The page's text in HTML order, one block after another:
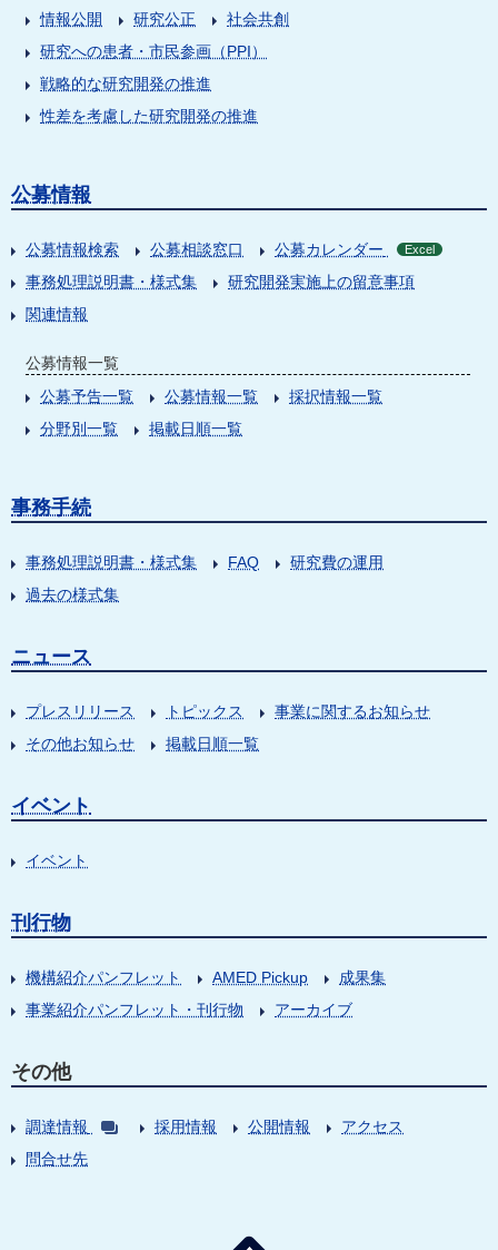
情報公開
研究公正
社会共創
研究への患者・市民参画（PPI）
戦略的な研究開発の推進
性差を考慮した研究開発の推進
公募情報
公募情報検索 公募相談窓口 公募カレンダー Excel
事務処理説明書・様式集
研究開発実施上の留意事項
関連情報
公募情報一覧
公募予告一覧
公募情報一覧
採択情報一覧
分野別一覧
掲載日順一覧
事務手続
事務処理説明書・様式集 FAQ
研究費の運用
過去の様式集
ニュース
プレスリリース トピックス
事業に関するお知らせ
その他お知らせ
掲載日順一覧
イベント
イベント
刊行物
機構紹介パンフレット AMED Pickup
成果集
事業紹介パンフレット・刊行物
アーカイブ
その他
調達情報 採用情報 公開情報
アクセス
問合せ先